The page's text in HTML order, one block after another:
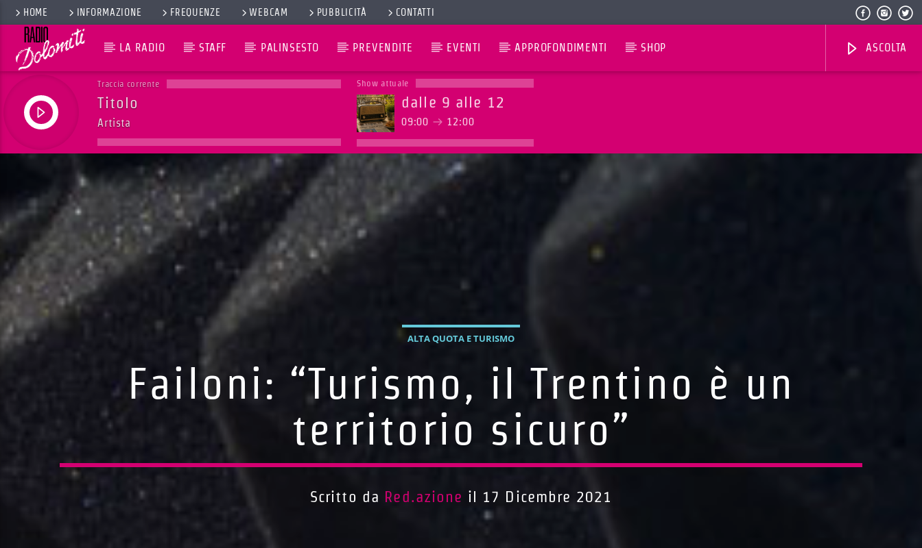
HOME INFORMAZIONE FREQUENZE WEBCAM PUBBLICITÀ CONTATTI
LA RADIO STAFF PALINSESTO PREVENDITE EVENTI APPROFONDIMENTI SHOP ASCOLTA
Traccia corrente
Titolo
Artista
Show attuale
dalle 9 alle 12
09:00 12:00
ALTA QUOTA E TURISMO
Failoni: “Turismo, il Trentino è un
territorio sicuro”
Scritto da Red.azione il 17 Dicembre 2021